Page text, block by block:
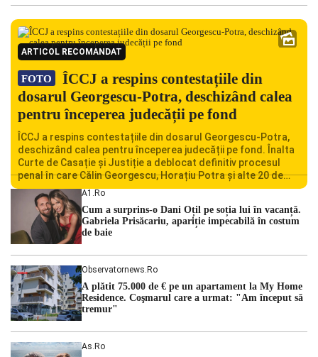
ARTICOL RECOMANDAT
FOTO
ÎCCJ a respins contestațiile din
dosarul Georgescu-Potra, deschizând calea
pentru începerea judecății pe fond
ÎCCJ a respins contestațiile din dosarul Georgescu-Potra,
deschizând calea pentru începerea judecății pe fond. Înalta
Curte de Casație și Justiție a deblocat definitiv procesul
penal în care Călin Georgescu, Horațiu Potra și alte 20 de
persoane sunt acuzați de acțiuni îndreptate împotriva
ordinii constituționale. În ședința din camera preliminară,
judecătorii de la instanța supremă au […]
A1.ro
Cum a surprins-o Dani Oțil pe soția lui în vacanță.
Gabriela Prisăcariu, apariție impecabilă în costum
de baie
Observatornews.ro
A plătit 75.000 de € pe un apartament la My Home
Residence. Coşmarul care a urmat: "Am început să
tremur"
As.ro